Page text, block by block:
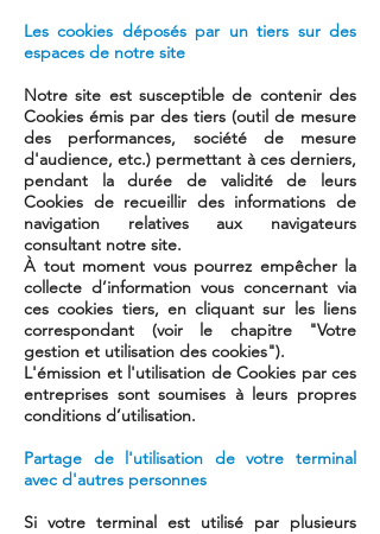
Les cookies déposés par un tiers sur des
espaces de notre site
Notre site est susceptible de contenir des
Cookies émis par des tiers (outil de mesure
des performances, société de mesure
d'audience, etc.) permettant à ces derniers,
pendant la durée de validité de leurs
Cookies de recueillir des informations de
navigation relatives aux navigateurs
consultant notre site.
À tout moment vous pourrez empêcher la
collecte d’information vous concernant via
ces cookies tiers, en cliquant sur les liens
correspondant (voir le chapitre "Votre
gestion et utilisation des cookies").
L'émission et l'utilisation de Cookies par ces
entreprises sont soumises à leurs propres
conditions d’utilisation.
Partage de l'utilisation de votre terminal
avec d'autres personnes
Si votre terminal est utilisé par plusieurs